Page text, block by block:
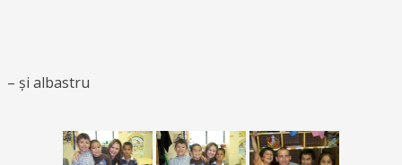
– și albastru